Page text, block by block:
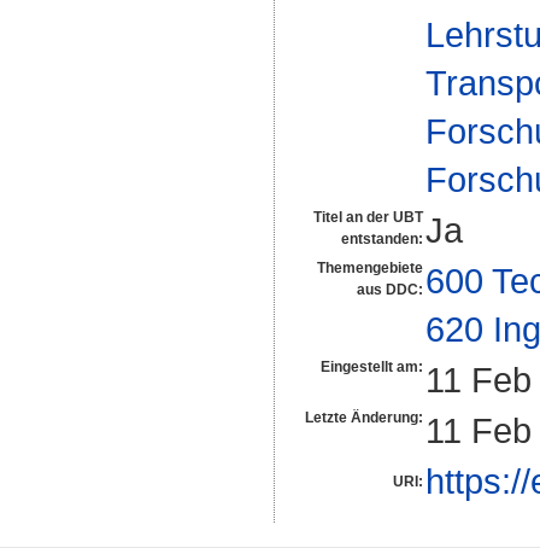
Titel an der UBT
entstanden: Ja
Themengebiete
aus DDC: 600
620
Eingestellt am: 11
Letzte Änderung: 11
URI: